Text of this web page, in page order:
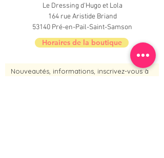
Le Dressing d'Hugo et Lola
164 rue Aristide Briand
53140 Pré-en-Pail-Saint-Samson
Horaires de la boutique
Nouveautés, informations, inscrivez-vous à